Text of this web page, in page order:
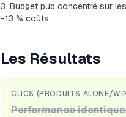
Budget pub concentré sur
-13 % coûts
Les Résultats
CLICS (PRODUITS ALONE/
Performance